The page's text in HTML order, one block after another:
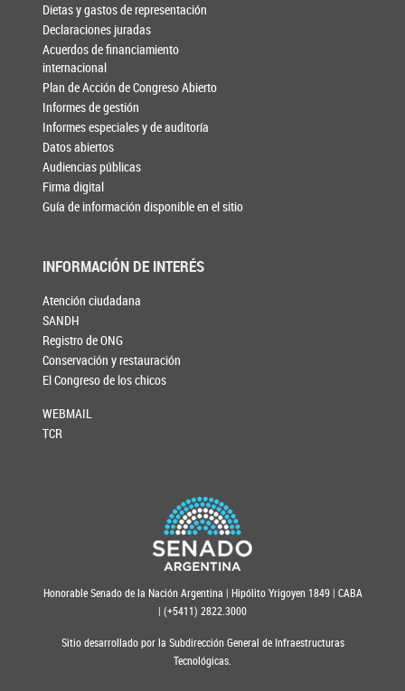
Dietas y gastos de representación
Declaraciones juradas
Acuerdos de financiamiento
internacional
Plan de Acción de Congreso Abierto
Informes de gestión
Informes especiales y de auditoría
Datos abiertos
Audiencias públicas
Firma digital
Guía de información disponible en el sitio
INFORMACIÓN DE INTERÉS
Atención ciudadana
SANDH
Registro de ONG
Conservación y restauración
El Congreso de los chicos
WEBMAIL
TCR
Honorable Senado de la Nación Argentina | Hipólito Yrigoyen 1849 | CABA
| (+5411) 2822.3000
Sitio desarrollado por la Subdirección General de Infraestructuras
Tecnológicas.